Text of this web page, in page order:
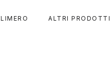
ALTRI PRODOTTI